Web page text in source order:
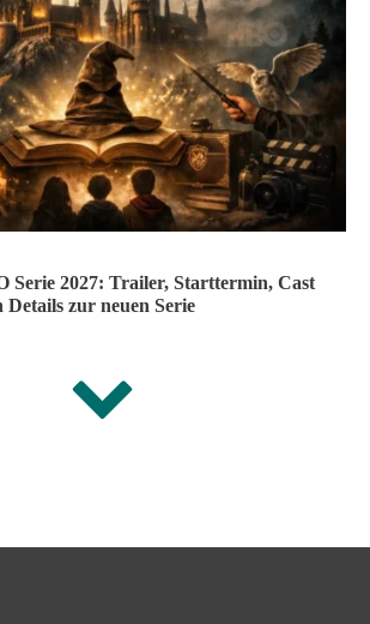
Serie 2027: Trailer, Starttermin, Cast
Details zur neuen Serie